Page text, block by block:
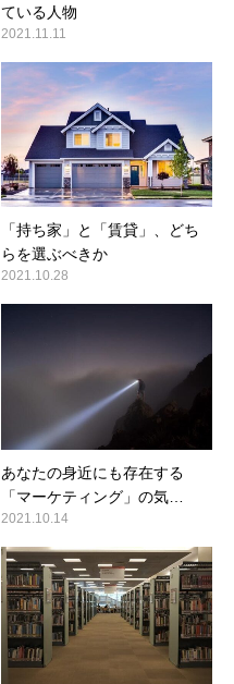
ている人物
2021.11.11
「持ち家」と「賃貸」、どち
らを選ぶべきか
2021.10.28
あなたの身近にも存在する
「マーケティング」の気…
2021.10.14